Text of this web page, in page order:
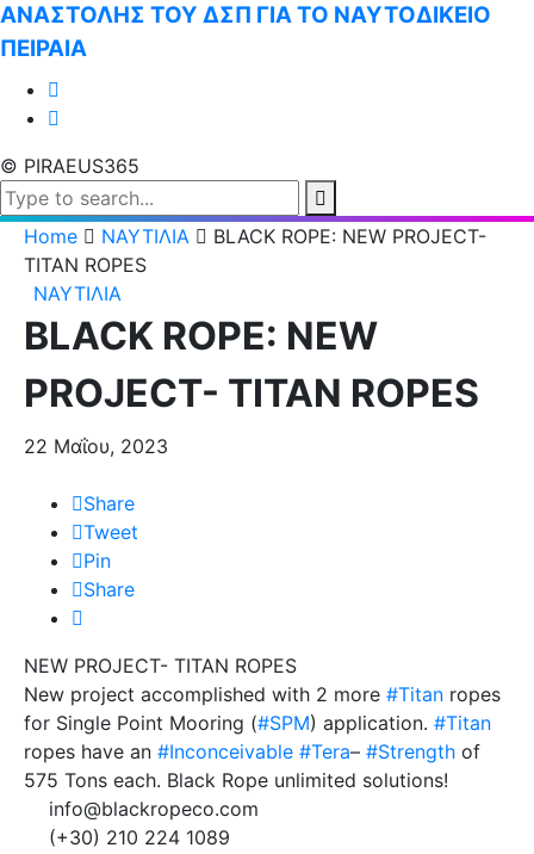
ΑΝΑΣΤΟΛΗΣ ΤΟΥ ΔΣΠ ΓΙΑ ΤΟ ΝΑΥΤΟΔΙΚΕΙΟ
ΠΕΙΡΑΙΑ
© PIRAEUS365
Home ΝΑΥΤΙΛΙΑ
BLACK ROPE: NEW PROJECT-
TITAN ROPES
ΝΑΥΤΙΛΙΑ
BLACK ROPE: NEW
PROJECT- TITAN ROPES
22 Μαΐου, 2023
Share
Tweet
Pin
Share
NEW PROJECT- TITAN ROPES
New project accomplished with 2 more #Titan ropes
for Single Point Mooring (#SPM) application. #Titan
ropes have an #Inconceivable #Tera– #Strength of
575 Tons each. Black Rope unlimited solutions!
info@blackropeco.com
(+30) 210 224 1089